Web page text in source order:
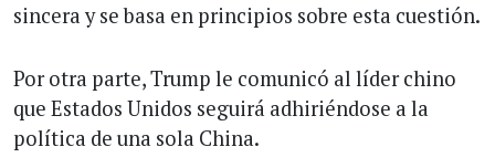
sincera y se basa en principios sobre esta cuestión.
Por otra parte, Trump le comunicó al líder chino
que Estados Unidos seguirá adhiriéndose a la
política de una sola China.